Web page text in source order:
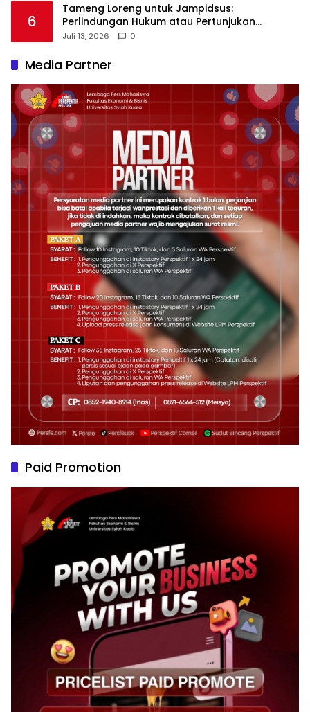
6
Tameng Loreng untuk Jampidsus:
Perlindungan Hukum atau Pertunjukan
Kekuasaan?
Juli 13, 2026 0
Media Partner
Paid Promotion